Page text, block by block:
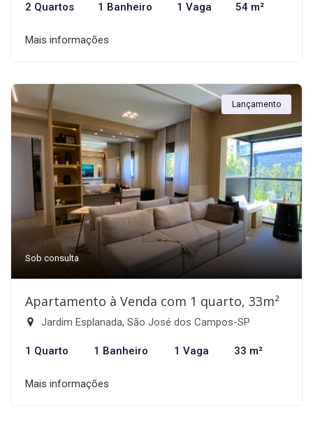
2 Quartos 1 Banheiro 1 Vaga 54 m²
Mais informações
Lançamento
Sob consulta
Apartamento à Venda com 1 quarto, 33m²
Jardim Esplanada, São José dos Campos-SP
1 Quarto 1 Banheiro 1 Vaga 33 m²
Mais informações